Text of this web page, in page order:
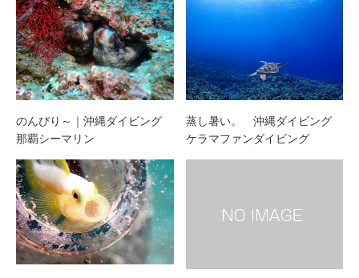
のんびり～｜沖縄ダイビング
那覇シーマリン
蒸し暑い。 沖縄ダイビング
ケラマファンダイビング